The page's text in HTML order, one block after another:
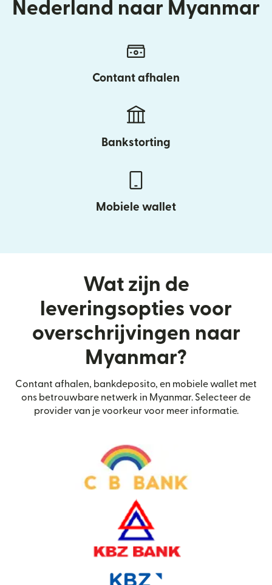
Nederland naar Myanmar
Contant afhalen
Bankstorting
Mobiele wallet
Wat zijn de
leveringsopties voor
overschrijvingen naar
Myanmar?
Contant afhalen, bankdeposito, en mobiele wallet met
ons betrouwbare netwerk in Myanmar. Selecteer de
provider van je voorkeur voor meer informatie.